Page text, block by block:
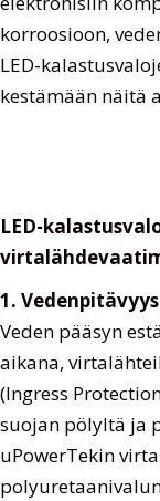
korroosioon,
LED-
kestämään näitä
LED-
1.
Veden pääsyn
aikana,
(Ingress
suojan pölyltä ja
uPowerTekin